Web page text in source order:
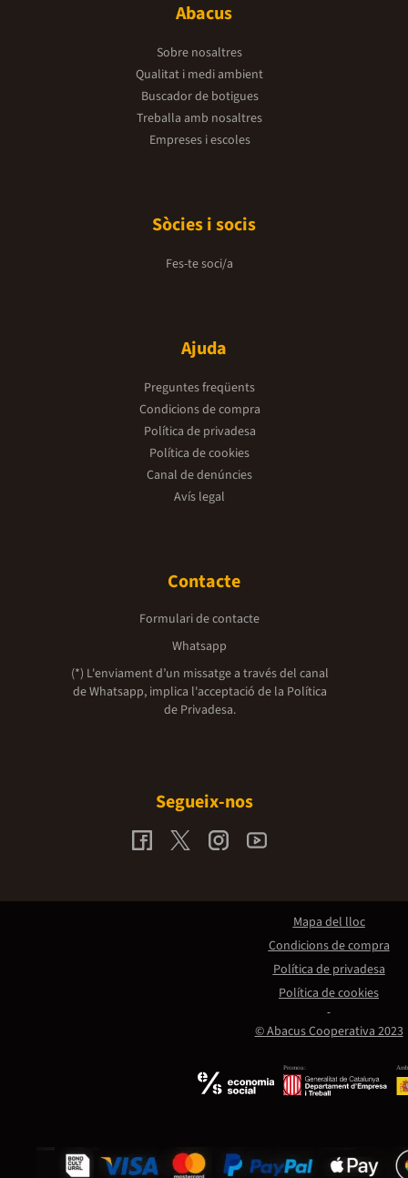
Abacus
Sobre nosaltres
Qualitat i medi ambient
Buscador de botigues
Treballa amb nosaltres
Empreses i escoles
Sòcies i socis
Fes-te soci/a
Ajuda
Preguntes freqüents
Condicions de compra
Política de privadesa
Política de cookies
Canal de denúncies
Avís legal
Contacte
Formulari de contacte
Whatsapp
(*) L'enviament d’un missatge a través del canal
de Whatsapp, implica l'acceptació de la Política
de Privadesa.
Segueix-nos
Promou:
© Abacus Cooperativa 2023
Mapa del lloc
Condicions de compra
Política de privadesa
Política de cookies